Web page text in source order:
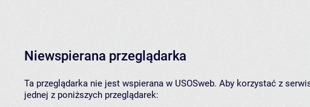
Niewspierana przeglądarka
Ta przeglądarka nie jest wspierana w USOSweb. Aby korzystać z
jednej z poniższych przeglądarek: